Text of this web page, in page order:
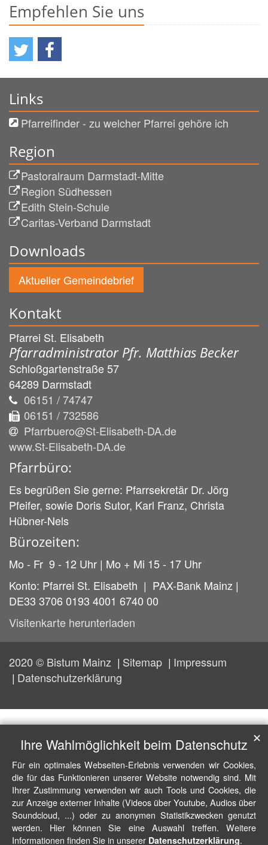
Empfehlen Sie uns
Links
Pfarreifinder - zu welcher Pfarrei gehöre ich
Region
Pastoralraum Darmstadt-Mitte
Region Südhessen
Edith Stein-Schule
Caritas-Verband Darmstadt
Downloads
Aktueller Gemeindebrief
Kontakt
Pfarrei St. Elisabeth
Pfarradministrator Pfr. Matthias Becker
Schloßgartenstraße 57
64289 Darmstadt
06151 / 74747
06151 / 732586
Pfarrbuero@St-Elisabeth-DA.de
www.St-Elisabeth-DA.de
Pfarrbüro:
Es begrüßen Sie gerne: Pfarrsekretär Dr. Jörg
Pfeifer, sowie Doris Sutor, Karl Franz, Christa
Hübner-Nels
Bürozeiten:
Mo - Fr 9 - 12 Uhr | Mo + Mi 15 - 17 Uhr
Konto: Pfarrei St. Elisabeth | PAX-Bank Mainz |
DE33 3706 0193 4001 6740 00
Visitenkarte herunterladen
2020 © Bistum Mainz Sitemap
Impressum
Datenschutzerklärung
Ihre Wahlmöglichkeit beim Datenschutz
Für ein optimales Webseiten-Erlebnis verwenden wir Cookies,
die für das Funktionieren unserer Website notwendig sind. Mit
Ihrer Zustimmung verwenden wir auch Tools und Cookies, die
zur Anzeige externer Inhalte (Videos über Youtube, Audios über
Soundcloud, ...) oder zu anonymen Statistikzwecken genutzt
werden. Hier können Sie eine Auswahl treffen. Weitere
Informationen finden Sie in unserer Datenschutzerklärung.
✕